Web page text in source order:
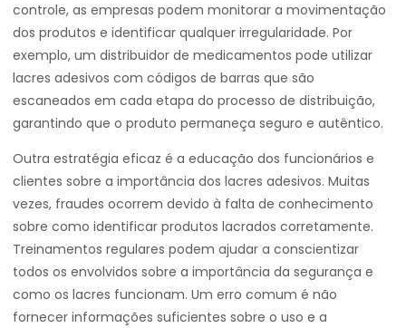
controle, as empresas podem monitorar a movimentação
dos produtos e identificar qualquer irregularidade. Por
exemplo, um distribuidor de medicamentos pode utilizar
lacres adesivos com códigos de barras que são
escaneados em cada etapa do processo de distribuição,
garantindo que o produto permaneça seguro e autêntico.
Outra estratégia eficaz é a educação dos funcionários e
clientes sobre a importância dos lacres adesivos. Muitas
vezes, fraudes ocorrem devido à falta de conhecimento
sobre como identificar produtos lacrados corretamente.
Treinamentos regulares podem ajudar a conscientizar
todos os envolvidos sobre a importância da segurança e
como os lacres funcionam. Um erro comum é não
fornecer informações suficientes sobre o uso e a